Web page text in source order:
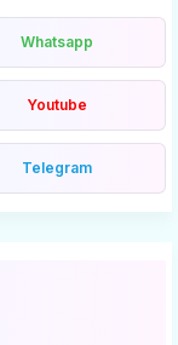
Whatsapp
Youtube
Telegram